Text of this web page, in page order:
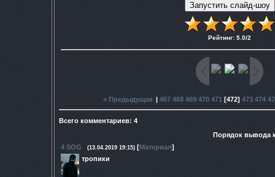
Рейтинг: 5.0/2
« Предыдущая| 467 468 469 470 471 [472] 473 474
Всего комментариев: 4
Порядок вывода
4 SOG (13.04.2019 19:15) [Материал]
тропики